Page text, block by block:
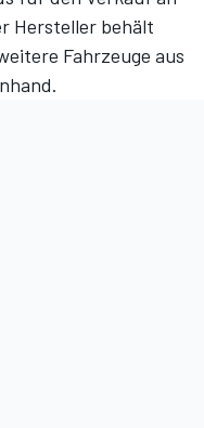
Hersteller behält
Fahrzeuge aus